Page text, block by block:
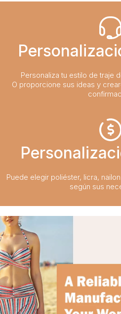
Personaliza tu estilo de traje
O proporcione sus ideas y
Puede elegir poliéster, licra,
según sus